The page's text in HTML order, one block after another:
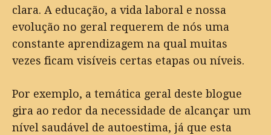
clara. A educação, a vida laboral e nossa
evolução no geral requerem de nós uma
constante aprendizagem na qual muitas
vezes ficam visíveis certas etapas ou níveis.
Por exemplo, a temática geral deste blogue
gira ao redor da necessidade de alcançar um
nível saudável de autoestima, já que esta